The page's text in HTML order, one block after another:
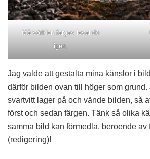
Må världen färgas levande
igen.
Jag valde att gestalta mina känslor i
därför bilden ovan till höger som grund.
svartvitt lager på och vände bilden, så
först och sedan färgen. Tänk så olika
samma bild kan förmedla, beroende av
(redigering)!